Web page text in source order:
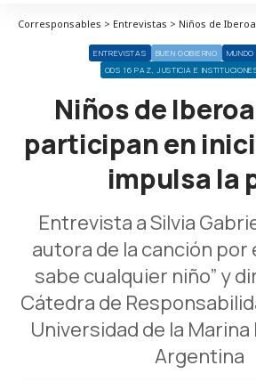
ENTREVISTAS BUEN GOBIERNO
ODS 16 PAZ, JUSTICIA E
Niños de
participan en
impulsa la
Entrevista a Silvia
autora de la canción por
sabe cualquier niño” y
Cátedra de
Universidad de la
Argentina